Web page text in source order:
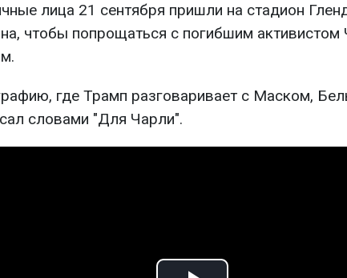
лица 21 сентября пришли на стадион
чтобы попрощаться с погибшим активистом
где Трамп разговаривает с Маском,
словами "Для Чарли".